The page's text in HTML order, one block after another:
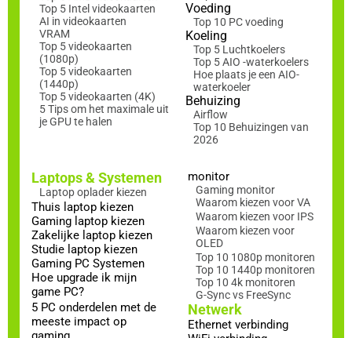
Top 5 Intel videokaarten
AI in videokaarten
VRAM
Top 5 videokaarten
(1080p)
Top 5 videokaarten
(1440p)
Top 5 videokaarten (4K)
5 Tips om het maximale uit
je GPU te halen
Voeding
Top 10 PC voeding
Koeling
Top 5 Luchtkoelers
Top 5 AIO -waterkoelers
Hoe plaats je een AIO-
waterkoeler
Behuizing
Airflow
Top 10 Behuizingen van
2026
Laptops & Systemen
Laptop oplader kiezen
Thuis laptop kiezen
Gaming laptop kiezen
Zakelijke laptop kiezen
Studie laptop kiezen
Gaming PC Systemen
Hoe upgrade ik mijn
game PC?
5 PC onderdelen met de
meeste impact op
monitor
Gaming monitor
Waarom kiezen voor VA
Waarom kiezen voor IPS
Waarom kiezen voor
OLED
Top 10 1080p monitoren
Top 10 1440p monitoren
Top 10 4k monitoren
G-Sync vs FreeSync
Netwerk
Ethernet verbinding